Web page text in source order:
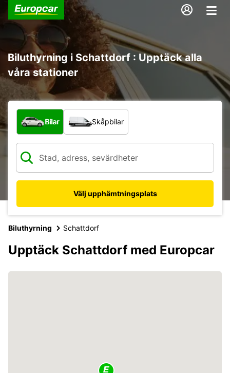
Biluthyrning i Schattdorf : Upptäck alla
våra stationer
Vilken typ av fordon?
Bilar Skåpbilar
Välj upphämtningsplats
Biluthyrning Schattdorf
Upptäck Schattdorf med Europcar